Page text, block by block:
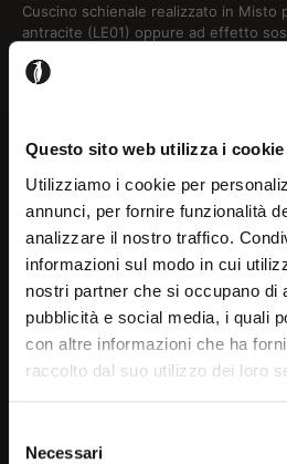
Questo sito web utilizza i cookie
Utilizziamo i cookie per
annunci, per fornire funzionalità
analizzare il nostro traffico.
informazioni sul modo in cui
nostri partner che si occupano di
pubblicità e social media, i quali
con altre informazioni che ha
raccolto dal suo utilizzo dei loro
delNecessari
Sembra che tu
scegli il paese o
Cuscino schienale realizzato in Misto
antracite (LE01) oppure ad effetto
schienale
Effettua il login per aggiungere
progetti
Registrati /